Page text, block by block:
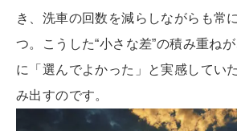
き、洗車の回数を減らしながらも常
つ。こうした“小さな差”の積み重ね
に「選んでよかった」と実感してい
み出すのです。